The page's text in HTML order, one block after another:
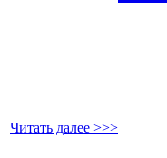
Читать далее >>>